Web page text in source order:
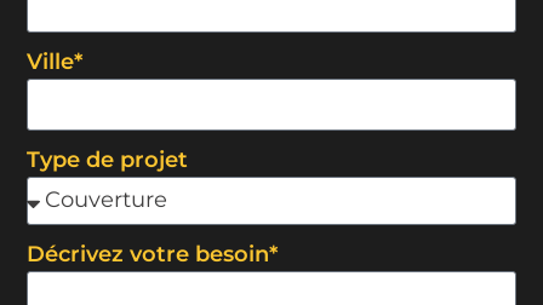
Ville*
Type de projet
Décrivez votre besoin*